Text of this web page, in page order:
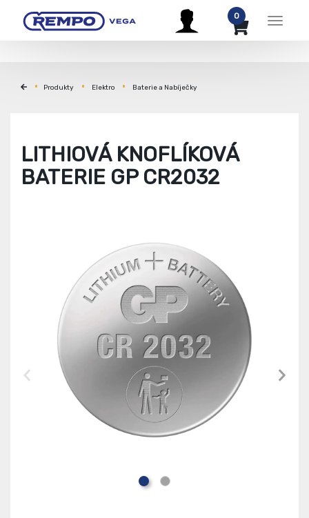
Menu
0
Produkty Elektro Baterie a Nabíječky
LITHIOVÁ KNOFLÍKOVÁ
BATERIE GP CR2032